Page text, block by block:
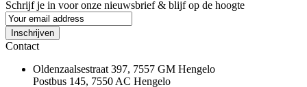
Schrijf je in voor onze nieuwsbrief & blijf op de hoogte
Inschrijven
Contact
Oldenzaalsestraat 397, 7557 GM Hengelo
Postbus 145, 7550 AC Hengelo